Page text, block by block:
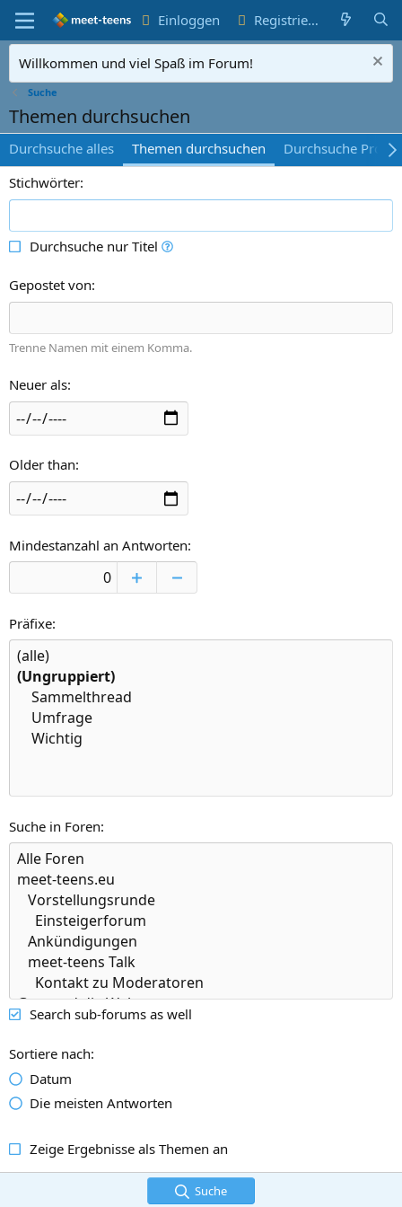
Einloggen Registrieren
Willkommen und viel Spaß im Forum!
Suche
Themen durchsuchen
Durchsuche alles Themen durchsuchen
Durchsuche
Stichwörter
Durchsuche nur Titel
Gepostet von
Trenne Namen mit einem Komma.
Neuer als
Older than
Mindestanzahl an Antworten
Präfixe
Suche in Foren
Search sub-forums as well
Sortiere nach
Datum
Die meisten Antworten
Zeige Ergebnisse als Themen an
Suche